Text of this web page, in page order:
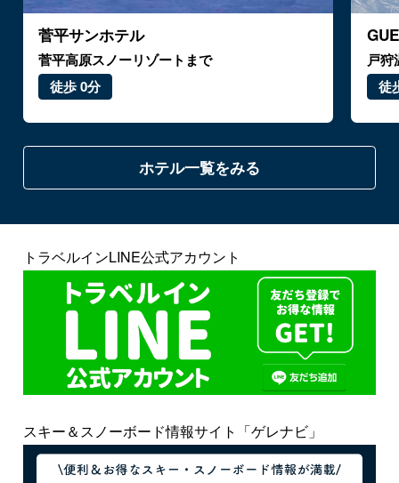
菅平サンホテル
菅平高原スノーリゾートまで
徒歩 0分
戸狩
徒
ホテル一覧をみる
トラベルインLINE公式アカウント
スキー＆スノーボード情報サイト「ゲレナビ」